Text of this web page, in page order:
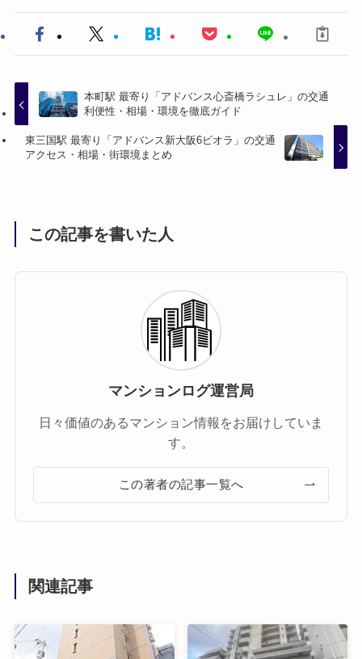
本町駅 最寄り「アドバンス心斎橋ラシュレ」の交通
利便性・相場・環境を徹底ガイド
東三国駅 最寄り「アドバンス新大阪6ビオラ」の交通
アクセス・相場・街環境まとめ
この記事を書いた人
マンションログ運営局
日々価値のあるマンション情報をお届けしていま
す。
この著者の記事一覧へ
関連記事